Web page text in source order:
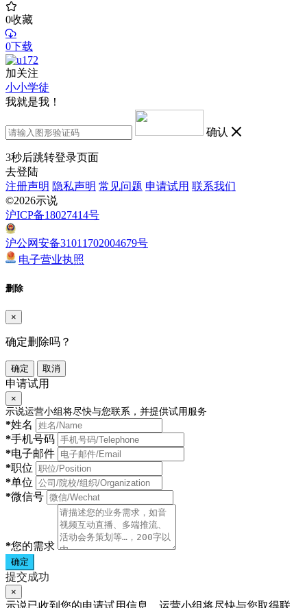
0收藏
0下载
加关注
小小学徒
我就是我！
确认
3秒后跳转登录页面
去登陆
注册声明 隐私声明 常见问题 申请试用 联系我们
©2026示说
沪ICP备18027414号
沪公网安备31011702004679号
电子营业执照
删除
×
确定删除吗？
确定 取消
申请试用
×
示说运营小组将尽快与您联系，并提供试用服务
*姓名
*手机号码
*电子邮件
*职位
*单位
*微信号
*您的需求
确定
提交成功
×